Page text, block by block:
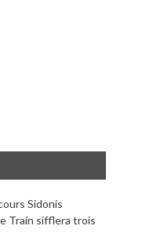
Sidonis
Train sifflera trois